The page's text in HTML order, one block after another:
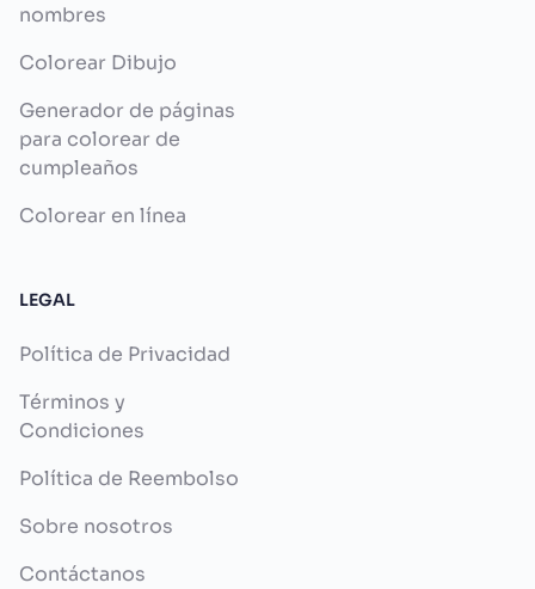
nombres
Colorear Dibujo
Generador de páginas
para colorear de
cumpleaños
Colorear en línea
LEGAL
Política de Privacidad
Términos y
Condiciones
Política de Reembolso
Sobre nosotros
Contáctanos